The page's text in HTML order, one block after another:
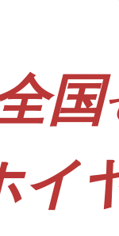
国
イ